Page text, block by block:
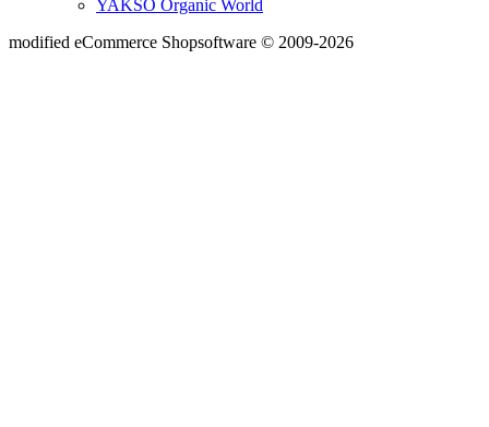
YAKSO Organic World
modified eCommerce Shopsoftware © 2009-2026